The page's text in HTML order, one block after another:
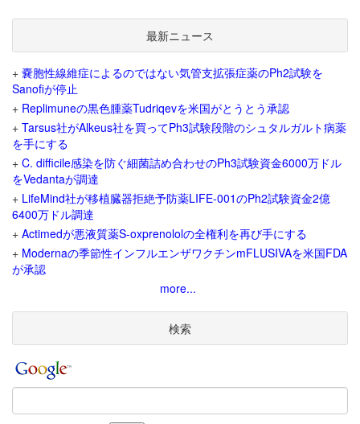
最新ニュース
+ 嚢胞性線維症によるのではない気管支拡張症薬のPh2試験を
Sanofiが停止
+ Replimuneの黒色腫薬Tudriqevを米国がとうとう承認
+ Tarsus社がAlkeus社を買ってPh3試験段階のシュタルガルト病薬
を手にする
+ C. difficile感染を防ぐ細菌詰め合わせのPh3試験資金6000万ドル
をVedantaが調達
+ LifeMind社が移植臓器拒絶予防薬LIFE-001のPh2試験資金2億
6400万ドル調達
+ Actimedが悪液質薬S-oxprenololの全権利を再び手にする
+ Modernaの季節性インフルエンザワクチンmFLUSIVAを米国FDA
が承認
more...
検索